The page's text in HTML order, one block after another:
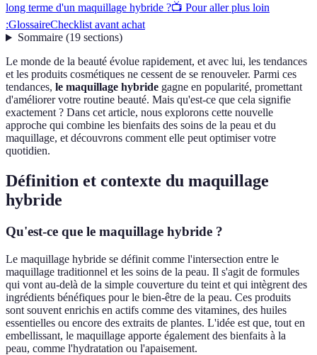
long terme d'un maquillage hybride ?📺 Pour aller plus loin
:GlossaireChecklist avant achat
Sommaire(19 sections)
Le monde de la beauté évolue rapidement, et avec lui, les tendances
et les produits cosmétiques ne cessent de se renouveler. Parmi ces
tendances, le maquillage hybride gagne en popularité, promettant
d'améliorer votre routine beauté. Mais qu'est-ce que cela signifie
exactement ? Dans cet article, nous explorons cette nouvelle
approche qui combine les bienfaits des soins de la peau et du
maquillage, et découvrons comment elle peut optimiser votre
quotidien.
Définition et contexte du maquillage
hybride
Qu'est-ce que le maquillage hybride ?
Le maquillage hybride se définit comme l'intersection entre le
maquillage traditionnel et les soins de la peau. Il s'agit de formules
qui vont au-delà de la simple couverture du teint et qui intègrent des
ingrédients bénéfiques pour le bien-être de la peau. Ces produits
sont souvent enrichis en actifs comme des vitamines, des huiles
essentielles ou encore des extraits de plantes. L'idée est que, tout en
embellissant, le maquillage apporte également des bienfaits à la
peau, comme l'hydratation ou l'apaisement.